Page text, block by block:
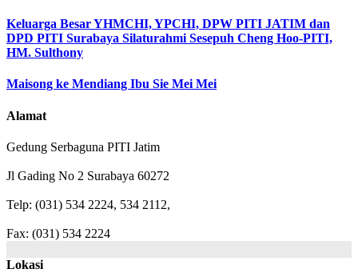
Keluarga Besar YHMCHI, YPCHI, DPW PITI JATIM dan
DPD PITI Surabaya Silaturahmi Sesepuh Cheng Hoo-PITI,
HM. Sulthony
Maisong ke Mendiang Ibu Sie Mei Mei
Alamat
Gedung Serbaguna PITI Jatim
Jl Gading No 2 Surabaya 60272
Telp: (031) 534 2224, 534 2112,
Fax: (031) 534 2224
Lokasi